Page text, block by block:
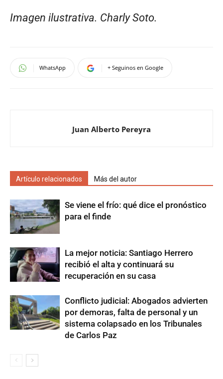
Imagen ilustrativa. Charly Soto.
WhatsApp + Seguinos en Google
Juan Alberto Pereyra
Artículo relacionados Más del autor
Se viene el frío: qué dice el pronóstico
para el finde
La mejor noticia: Santiago Herrero
recibió el alta y continuará su
recuperación en su casa
Conflicto judicial: Abogados advierten
por demoras, falta de personal y un
sistema colapsado en los Tribunales
de Carlos Paz